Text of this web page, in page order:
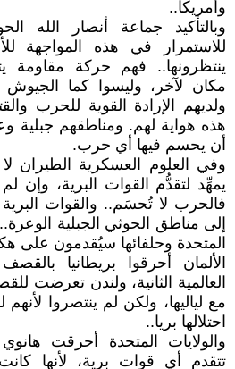
وأمريكا..
وبالتأكيد جماعة أنصار الله
للاستمرار في هذه المواجهة
ينتظرونها.. فهم حركة
مكان لآخر، وليسوا كما الجيوش
ولديهم الإرادة القوية للحرب
هذه هواية لهم. ومناطقهم جبلية
أن يحسم فيها أي حرب.
وفي العلوم العسكرية الطيران
يمهِّد لتقدُّم القوات البرية، وإن لم
فالحرب لا تُحسَم.. والقوات
إلى مناطق الحوثي الجبلية
المتحدة وحلفائها سيُقدمون على
الألمان أحرقوا بريطانيا
مع لياليها، ولكن لم ينتصروا
احتلالها بريا..
والولايات المتحدة أحرقت
تتقدم أي قوات برية، لأنها